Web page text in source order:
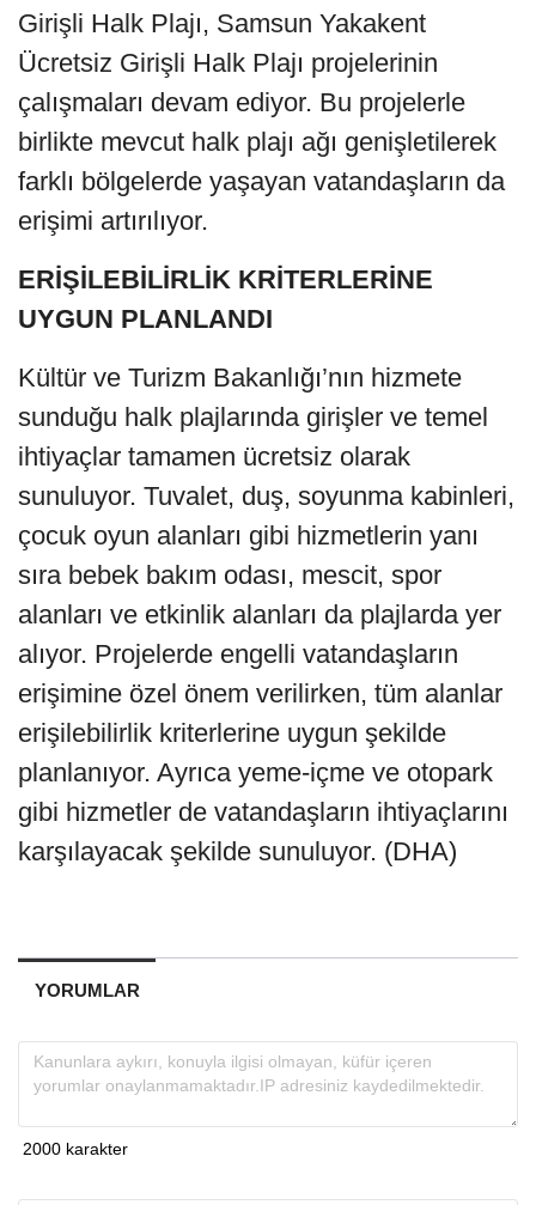
Girişli Halk Plajı, Samsun Yakakent
Ücretsiz Girişli Halk Plajı projelerinin
çalışmaları devam ediyor. Bu projelerle
birlikte mevcut halk plajı ağı genişletilerek
farklı bölgelerde yaşayan vatandaşların da
erişimi artırılıyor.
ERİŞİLEBİLİRLİK KRİTERLERİNE
UYGUN PLANLANDI
Kültür ve Turizm Bakanlığı’nın hizmete
sunduğu halk plajlarında girişler ve temel
ihtiyaçlar tamamen ücretsiz olarak
sunuluyor. Tuvalet, duş, soyunma kabinleri,
çocuk oyun alanları gibi hizmetlerin yanı
sıra bebek bakım odası, mescit, spor
alanları ve etkinlik alanları da plajlarda yer
alıyor. Projelerde engelli vatandaşların
erişimine özel önem verilirken, tüm alanlar
erişilebilirlik kriterlerine uygun şekilde
planlanıyor. Ayrıca yeme-içme ve otopark
gibi hizmetler de vatandaşların ihtiyaçlarını
karşılayacak şekilde sunuluyor. (DHA)
YORUMLAR